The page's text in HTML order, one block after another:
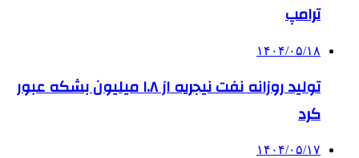
ترامپ
۱۴۰۴/۰۵/۱۸
تولید روزانه نفت نیجریه از ۱.۸ میلیون بشکه عبور
کرد
۱۴۰۴/۰۵/۱۷